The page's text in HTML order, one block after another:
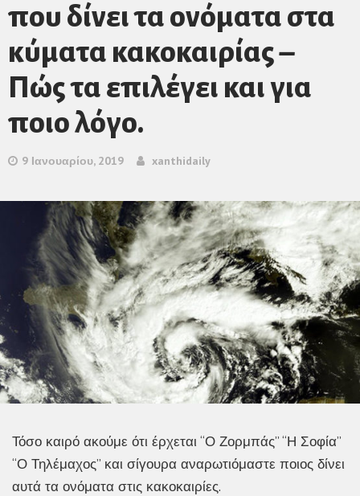
που δίνει τα ονόματα στα
κύματα κακοκαιρίας –
Πώς τα επιλέγει και για
ποιο λόγο.
9 Ιανουαρίου, 2019 xanthidaily
Τόσο καιρό ακούμε ότι έρχεται “Ο Ζορμπάς” “Η Σοφία”
“Ο Τηλέμαχος” και σίγουρα αναρωτιόμαστε ποιος δίνει
αυτά τα ονόματα στις κακοκαιρίες.